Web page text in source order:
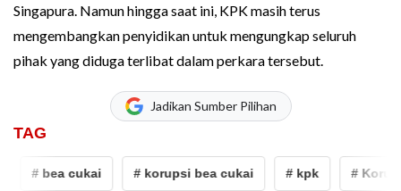
Singapura. Namun hingga saat ini, KPK masih terus
mengembangkan penyidikan untuk mengungkap seluruh
pihak yang diduga terlibat dalam perkara tersebut.
Jadikan Sumber Pilihan
TAG
# bea cukai # korupsi bea cukai # kpk # Korupsi